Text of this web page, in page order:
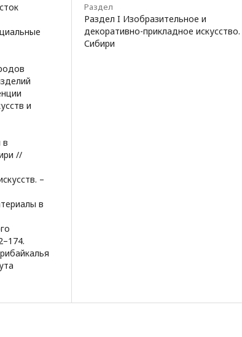
и
в
//
–
в
Раздел
Раздел I Изобразительное и
декоративно-прикладное искусство.
Сибири